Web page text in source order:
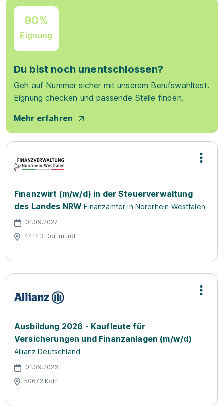
90%
Eignung
Du bist noch unentschlossen?
Geh auf Nummer sicher mit unserem Berufswahltest.
Eignung checken und passende Stelle finden.
Mehr erfahren
Finanzwirt (m/w/d) in der Steuerverwaltung
des Landes NRW Finanzämter in Nordrhein-Westfalen
01.09.2027
44143 Dortmund
Ausbildung 2026 - Kaufleute für
Versicherungen und Finanzanlagen (m/w/d)
Allianz Deutschland
01.09.2026
50672 Köln